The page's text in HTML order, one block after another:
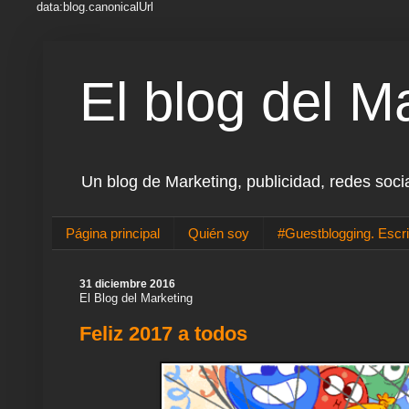
data:blog.canonicalUrl
El blog del
Un blog de Marketing, publicidad, redes
Página principal Quién soy #Guestblogging.
31 diciembre 2016
El Blog del Marketing
Feliz 2017 a todos